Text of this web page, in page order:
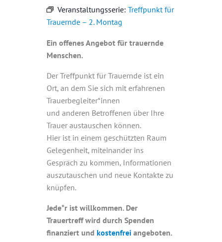
Veranstaltungsserie: Treffpunkt für
Trauernde – 2. Montag
Ein offenes Angebot für trauernde
Menschen.
Der Treffpunkt für Trauernde ist ein
Ort, an dem Sie sich mit erfahrenen
Trauerbegleiter*innen
und anderen Betroffenen über Ihre
Trauer austauschen können.
Hier ist in einem geschützten Raum
Gelegenheit, miteinander ins
Gespräch zu kommen, Informationen
auszutauschen und neue Kontakte zu
knüpfen.
Jede*r ist willkommen. Der
Trauertreff wird durch Spenden
finanziert und kostenfrei angeboten.